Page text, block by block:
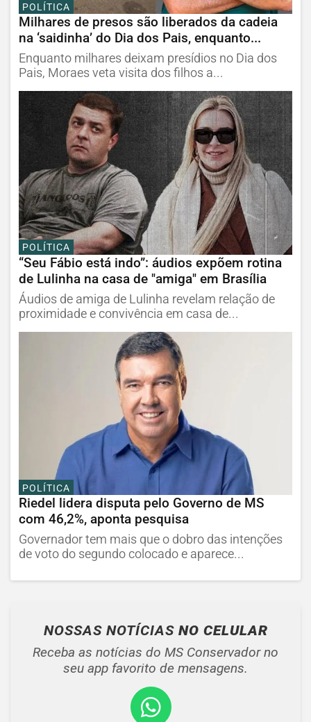
POLÍTICA
Milhares de presos são liberados da cadeia
na ‘saidinha’ do Dia dos Pais, enquanto...
Enquanto milhares deixam presídios no Dia dos
Pais, Moraes veta visita dos filhos a...
POLÍTICA
“Seu Fábio está indo”: áudios expõem rotina
de Lulinha na casa de "amiga" em Brasília
Áudios de amiga de Lulinha revelam relação de
proximidade e convivência em casa de...
POLÍTICA
Riedel lidera disputa pelo Governo de MS
com 46,2%, aponta pesquisa
Governador tem mais que o dobro das intenções
de voto do segundo colocado e aparece...
NOSSAS NOTÍCIAS NO CELULAR
Receba as notícias do MS Conservador no
seu app favorito de mensagens.